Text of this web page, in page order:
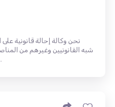
نحن وكالة إحالة قانونية
شبه القانونيين وغيرهم من
بطلاقة